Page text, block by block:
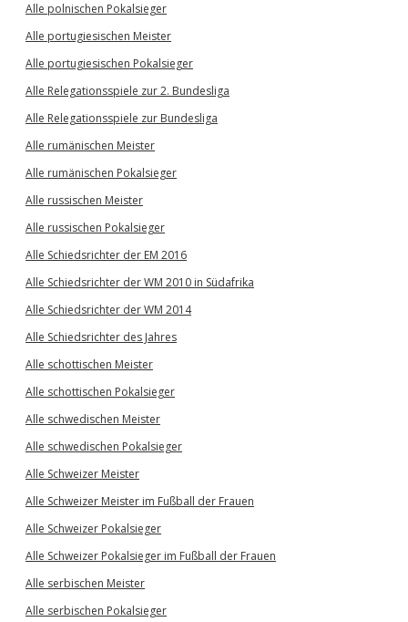
Alle polnischen Pokalsieger
Alle portugiesischen Meister
Alle portugiesischen Pokalsieger
Alle Relegationsspiele zur 2. Bundesliga
Alle Relegationsspiele zur Bundesliga
Alle rumänischen Meister
Alle rumänischen Pokalsieger
Alle russischen Meister
Alle russischen Pokalsieger
Alle Schiedsrichter der EM 2016
Alle Schiedsrichter der WM 2010 in Südafrika
Alle Schiedsrichter der WM 2014
Alle Schiedsrichter des Jahres
Alle schottischen Meister
Alle schottischen Pokalsieger
Alle schwedischen Meister
Alle schwedischen Pokalsieger
Alle Schweizer Meister
Alle Schweizer Meister im Fußball der Frauen
Alle Schweizer Pokalsieger
Alle Schweizer Pokalsieger im Fußball der Frauen
Alle serbischen Meister
Alle serbischen Pokalsieger